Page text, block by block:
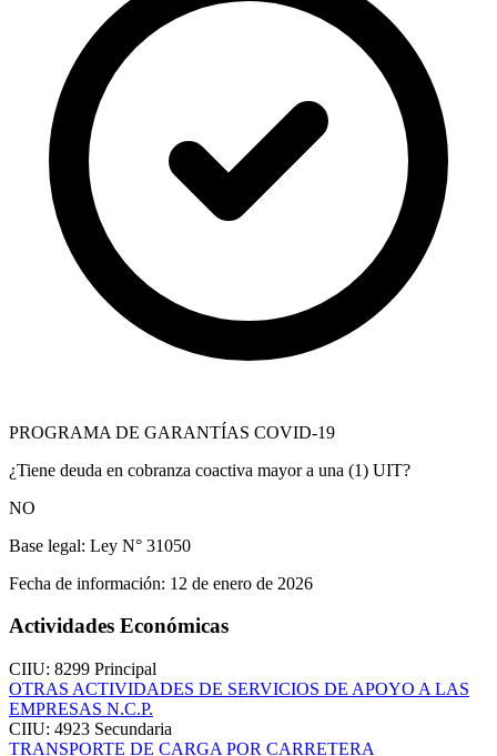
PROGRAMA DE GARANTÍAS COVID-19
¿Tiene deuda en cobranza coactiva mayor a una (1) UIT?
NO
Base legal: Ley N° 31050
Fecha de información: 12 de enero de 2026
Actividades Económicas
CIIU: 8299 Principal
OTRAS ACTIVIDADES DE SERVICIOS DE APOYO A LAS
EMPRESAS N.C.P.
CIIU: 4923 Secundaria
TRANSPORTE DE CARGA POR CARRETERA